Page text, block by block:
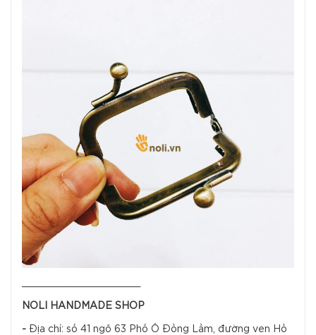
NOLI HANDMADE SHOP
- Địa chỉ: số 41 ngõ 63 Phố Ô Đồng Lầm, đường ven Hồ